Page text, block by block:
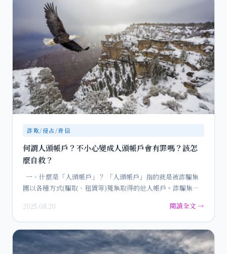
詐欺/侵占/背信
何謂人頭帳戶？不小心變成人頭帳戶會有罪嗎？該怎
麼自救？
一、什麼是「人頭帳戶」？ 「人頭帳戶」指的就是被詐騙集
團以各種方式(騙取、租賃等)蒐集取得的他人帳戶。詐騙集…
2025.08.20 閱讀全文 →